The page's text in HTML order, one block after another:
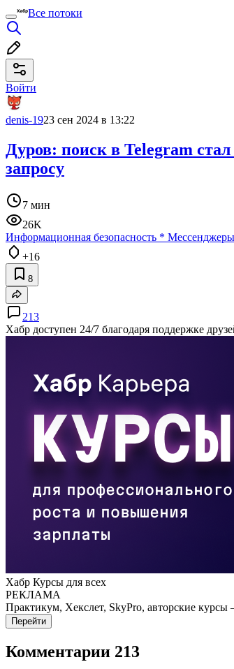
Все потоки
Войти
denis-1923 сен 2024 в 13:22
Дуров: поиск в Telegram
запросу
7 мин
26K
Информационная безопасность * Мессенджеры
+16
8
213
Хабр доступен 24/7 благодаря поддержке
Хабр Курсы для всех
РЕКЛАМА
Практикум, Хекслет, SkyPro, авторские
Перейти
Комментарии 213